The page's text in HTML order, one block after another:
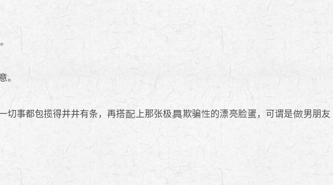
。
切事都包揽得井井有条，再搭 上那张极 欺骗 的漂亮脸 ，可谓是
男朋友